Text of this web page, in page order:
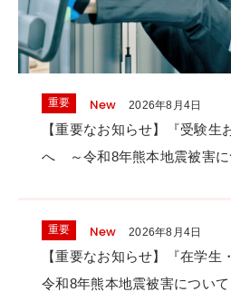
重要
【重要なお知らせ】『受験生
へ ～令和8年熊本地震被害に
New 2026年8月4日
重要
【重要なお知らせ】『在学
令和8年熊本地震被害について
New 2026年8月4日